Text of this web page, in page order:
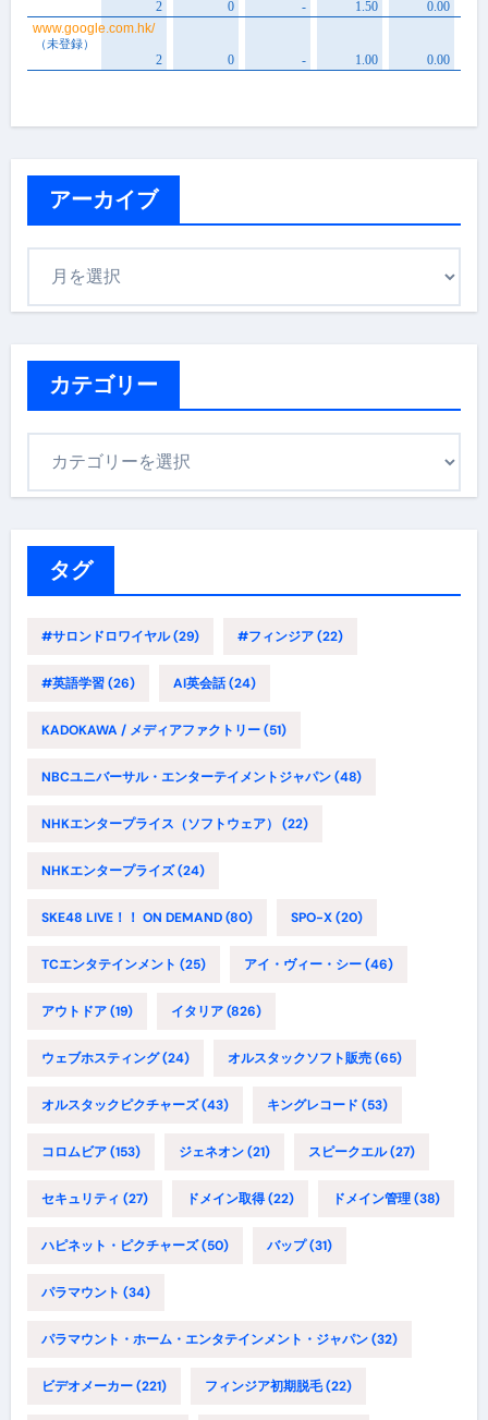
アーカイブ
カテゴリー
タグ
#サロンドロワイヤル(29) #フィンジア(22)
#英語学習(26) AI英会話(24)
KADOKAWA / メディアファクトリー(51)
NBCユニバーサル・エンターテイメントジャパン(48)
NHKエンタープライス（ソフトウェア） (22)
NHKエンタープライズ(24)
SKE48 LIVE！！ ON DEMAND(80) SPO-X(20)
TCエンタテインメント (25) アイ・ヴィー・シー(46)
アウトドア(19) イタリア(826)
ウェブホスティング(24) オルスタックソフト販売(65)
オルスタックピクチャーズ(43) キングレコード (53)
コロムビア(153) ジェネオン(21) スピークエル(27)
セキュリティ (27) ドメイン取得(22) ドメイン管理(38)
ハピネット・ピクチャーズ(50) バップ(31)
パラマウント (34)
パラマウント・ホーム・エンタテインメント・ジャパン(32)
ビデオメーカー(221) フィンジア初期脱毛(22)